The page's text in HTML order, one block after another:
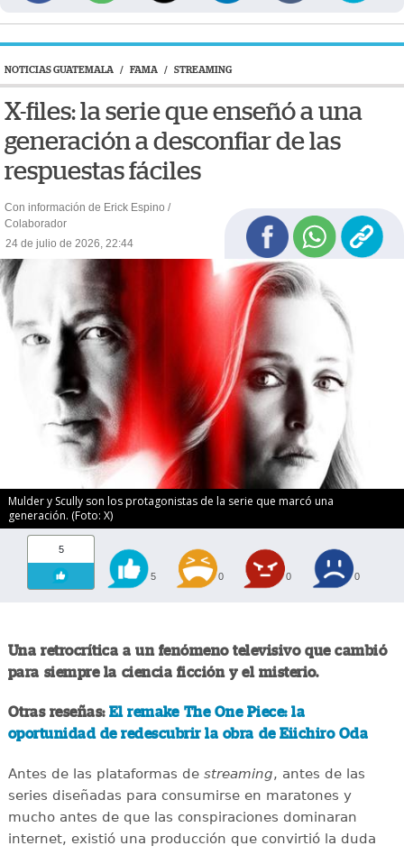
NOTICIAS GUATEMALA / FAMA / STREAMING
X-files: la serie que enseñó a una
generación a desconfiar de las
respuestas fáciles
Con información de Erick Espino /
Colaborador
24 de julio de 2026, 22:44
Mulder y Scully son los protagonistas de la serie que marcó una
generación. (Foto: X)
5
5 0 0 0
Una retrocrítica a un fenómeno televisivo que cambió
para siempre la ciencia ficción y el misterio.
Otras reseñas:El remake The One Piece: la
oportunidad de redescubrir la obra de Eiichiro Oda
Antes de las plataformas de streaming, antes de las
series diseñadas para consumirse en maratones y
mucho antes de que las conspiraciones dominaran
internet, existió una producción que convirtió la duda